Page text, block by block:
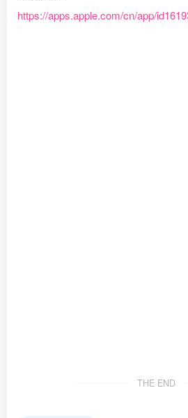
https://apps.apple.com/cn/app/
THE END